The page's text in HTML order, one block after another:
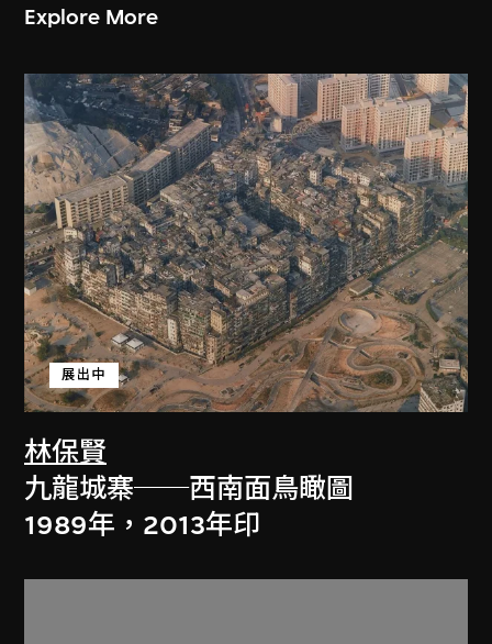
Explore More
林保賢
展出中
九龍城寨──西南面鳥瞰圖
1989年，2013年印